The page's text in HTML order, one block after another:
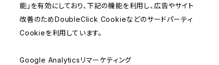
能」を有効にしており、下記の機能を利用し、広告やサイト
改善のためDoubleClick Cookieなどのサードパーティ
Cookieを利用しています。
Google Analyticsリマーケティング